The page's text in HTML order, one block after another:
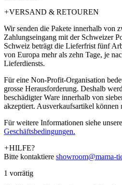
+VERSAND & RETOUREN
Wir senden die Pakete innerhalb von
Zahlungseingang mit der Schweizer
Schweiz beträgt die Lieferfrist fünf
von Europa mehr als zehn Tage, je
Lieferdiensts.
Für eine Non-Profit-Organisation
grosse Herausforderung. Deshalb
beschädigter Ware innerhalb von
akzeptiert. Ausverkaufsartikel können
Für weitere Informationen siehe unsere
Geschäftsbedingungen.
+HILFE?
Bitte kontaktiere showroom@mama-
1 vorrätig